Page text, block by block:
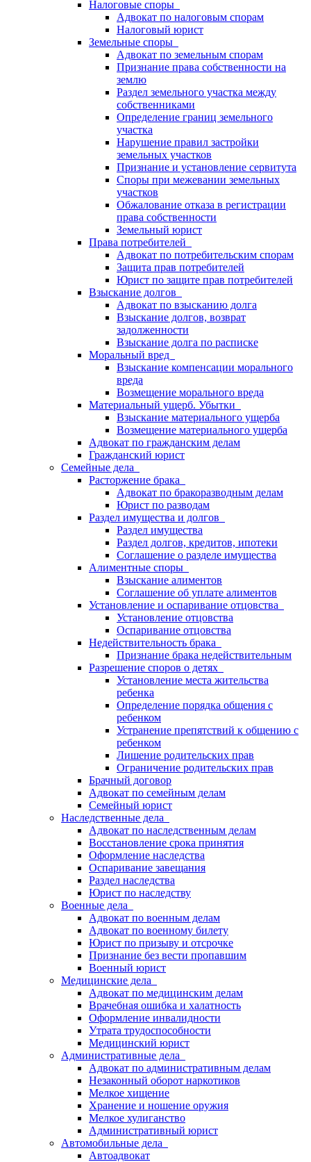
Налоговые споры
Адвокат по налоговым спорам
Налоговый юрист
Земельные споры
Адвокат по земельным спорам
Признание права собственности на
землю
Раздел земельного участка между
собственниками
Определение границ земельного
участка
Нарушение правил застройки
земельных участков
Признание и установление сервитута
Споры при межевании земельных
участков
Обжалование отказа в регистрации
права собственности
Земельный юрист
Права потребителей
Адвокат по потребительским спорам
Защита прав потребителей
Юрист по защите прав потребителей
Взыскание долгов
Адвокат по взысканию долга
Взыскание долгов, возврат
задолженности
Взыскание долга по расписке
Моральный вред
Взыскание компенсации морального
вреда
Возмещение морального вреда
Материальный ущерб. Убытки
Взыскание материального ущерба
Возмещение материального ущерба
Адвокат по гражданским делам
Гражданский юрист
Семейные дела
Расторжение брака
Адвокат по бракоразводным делам
Юрист по разводам
Раздел имущества и долгов
Раздел имущества
Раздел долгов, кредитов, ипотеки
Соглашение о разделе имущества
Алиментные споры
Взыскание алиментов
Соглашение об уплате алиментов
Установление и оспаривание отцовства
Установление отцовства
Оспаривание отцовства
Недействительность брака
Признание брака недействительным
Разрешение споров о детях
Установление места жительства
ребенка
Определение порядка общения с
ребенком
Устранение препятствий к общению с
ребенком
Лишение родительских прав
Ограничение родительских прав
Брачный договор
Адвокат по семейным делам
Семейный юрист
Наследственные дела
Адвокат по наследственным делам
Восстановление срока принятия
Оформление наследства
Оспаривание завещания
Раздел наследства
Юрист по наследству
Военные дела
Адвокат по военным делам
Адвокат по военному билету
Юрист по призыву и отсрочке
Признание без вести пропавшим
Военный юрист
Медицинские дела
Адвокат по медицинским делам
Врачебная ошибка и халатность
Оформление инвалидности
Утрата трудоспособности
Медицинский юрист
Административные дела
Адвокат по административным делам
Незаконный оборот наркотиков
Мелкое хищение
Хранение и ношение оружия
Мелкое хулиганство
Административный юрист
Автомобильные дела
Автоадвокат